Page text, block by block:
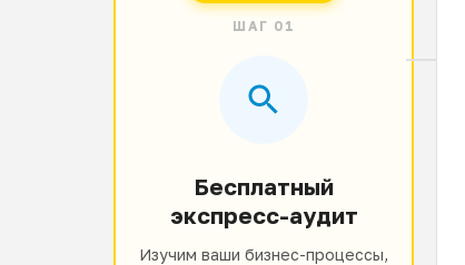
ШАГ 01
Бесплатный
экспресс-аудит
Изучим ваши бизнес-процессы,